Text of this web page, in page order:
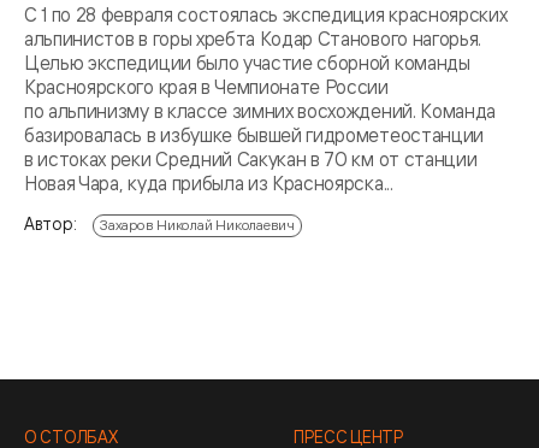
С 1 по 28 февраля состоялась экспедиция красноярских
альпинистов в горы хребта Кодар Станового нагорья.
Целью экспедиции было участие сборной команды
Красноярского края в Чемпионате России
по альпинизму в классе зимних восхождений. Команда
базировалась в избушке бывшей гидрометеостанции
в истоках реки Средний Сакукан в 70 км от станции
Новая Чара, куда прибыла из Красноярска...
Автор: Захаров Николай Николаевич
О СТОЛБАХ
ПРЕСС ЦЕНТР